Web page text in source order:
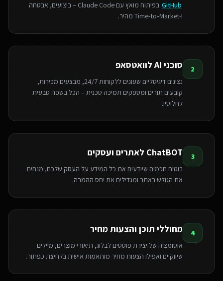
GitHub
בפיתוח מואץ עם Claude Code – ביצועים, אבטחה
ו‑Time‑to‑Market מהיר.
2 סוכני AI לוואטסאפ
נציגים דיגיטליים שעונים ללקוחות 24/7, מבצעים מכירות,
קובעים תורים ומספקים תמיכה טכנית – הכל בשפה טבעית
לחלוטין.
3 ChatBOT לאתרים ועסקים
בוטים חכמים שיודעים את כל המידע על העסק שלכם, מנחים
את הגולש באתר ומגדילים את יחס ההמרה.
4 מחוללי תוכן והצעות מחיר
אוטומציה של יצירת פוסטים לבלוג, תיאורי מוצרים, מיילים
שיווקיים ואפילו הצעות מחיר מותאמות אישית בלחיצת כפתור.